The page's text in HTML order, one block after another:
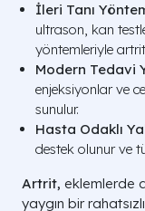
İleri Tanı
ultrason, kan
yöntemleriyle
Modern Tedavi
enjeksiyonlar ve
sunulur.
Hasta Odaklı
destek olunur ve
Artrit, eklemlerde
yaygın bir